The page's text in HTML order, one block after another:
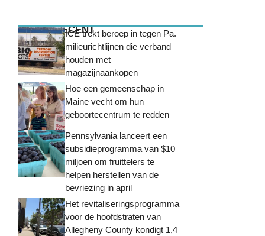
MEEST RECENTICE trekt beroep in tegen Pa.
milieurichtlijnen die verband
houden met
magazijnaankopen
Hoe een gemeenschap in
Maine vecht om hun
geboortecentrum te redden
Pennsylvania lanceert een
subsidieprogramma van $10
miljoen om fruittelers te
helpen herstellen van de
bevriezing in april
Het revitaliseringsprogramma
voor de hoofdstraten van
Allegheny County kondigt 1,4